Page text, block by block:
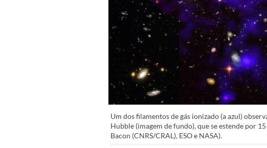
Um dos filamentos de gás ionizado (a azul)
Hubble (imagem de fundo), que se estende por
Bacon (CNRS/CRAL), ESO e NASA).